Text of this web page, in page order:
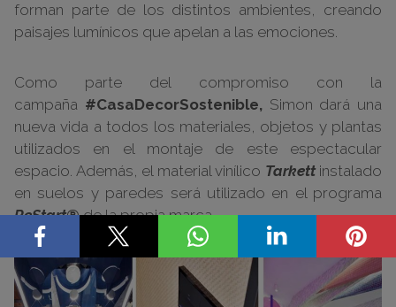
forman parte de los distintos ambientes, creando
paisajes lumínicos que apelan a las emociones.
Como parte del compromiso con la
campaña #CasaDecorSostenible, Simon dará una
nueva vida a todos los materiales, objetos y plantas
utilizados en el montaje de este espectacular
espacio. Además, el material vinílico Tarkett instalado
en suelos y paredes será utilizado en el programa
ReStart®de la propia marca.